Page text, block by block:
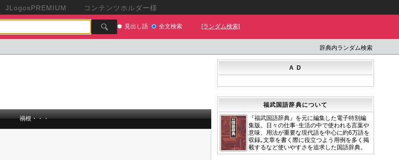
JLogosPREMIUM コンテンツホルダー様
見出し語 全文検索 [ランダム検索]
辞典内ランダム検索
禍根・・・
A D
福武国語辞典について
『福武国語辞典』を元に編集した電子特別編
集版。日々の仕事･生活の中で使われる言葉や
意味、用法が重要な現代語を中心に約6万語を
収録｡文章を書く際に役立つよう用例を多く掲
載するなど使いやすさを追求した国語辞典。